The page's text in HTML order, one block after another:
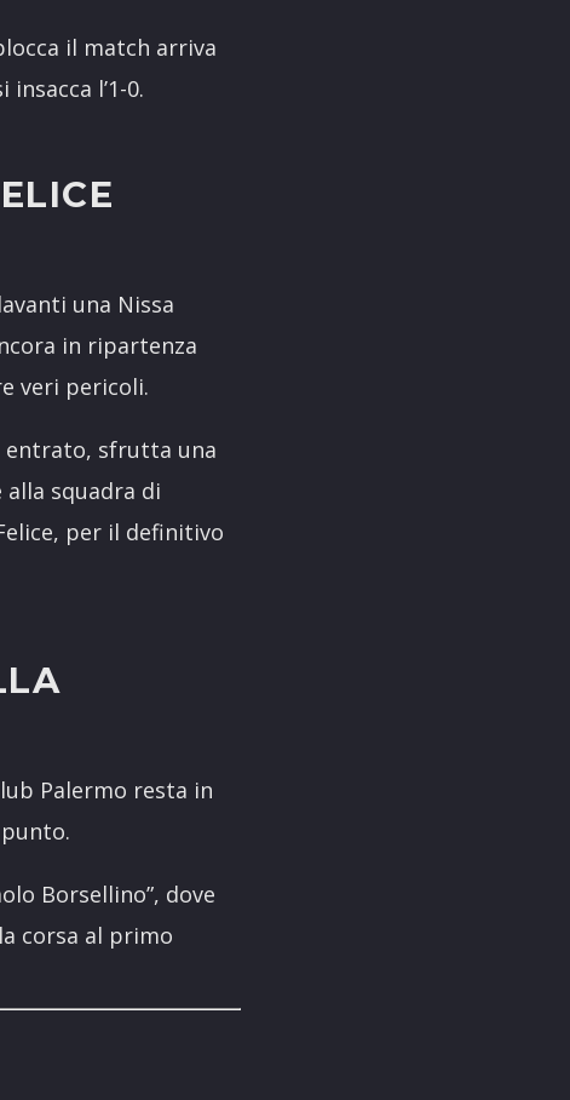
il match arriva
l’1-0.
una Nissa
in ripartenza
veri pericoli.
entrato, sfrutta una
squadra di
per il definitivo
Palermo resta in
Borsellino”, dove
corsa al primo